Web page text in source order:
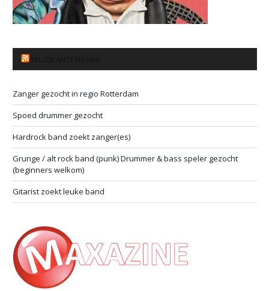
Zanger gezocht in regio Rotterdam
Spoed drummer gezocht
Hardrock band zoekt zanger(es)
Grunge / alt rock band (punk) Drummer & bass speler gezocht
(beginners welkom)
Gitarist zoekt leuke band